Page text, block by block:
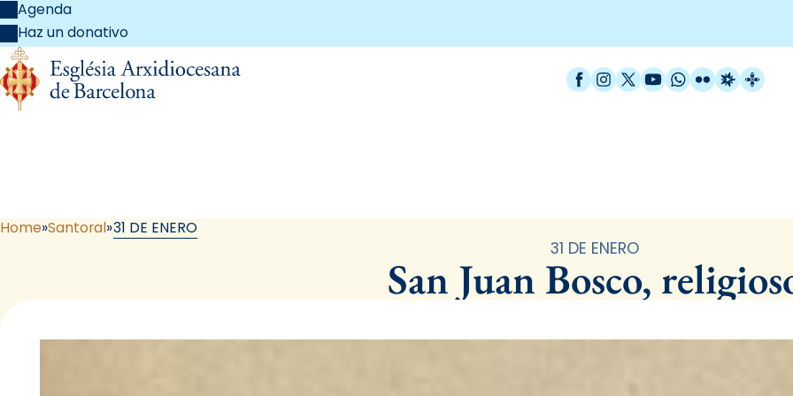
Agenda
Haz un donativo
Facebook
Instagram
X / Twitter
YouTube
WhatsApp
FlickrRadio
Home Santoral 31 DE ENERO
31 DE ENERO
San Juan Bosco,